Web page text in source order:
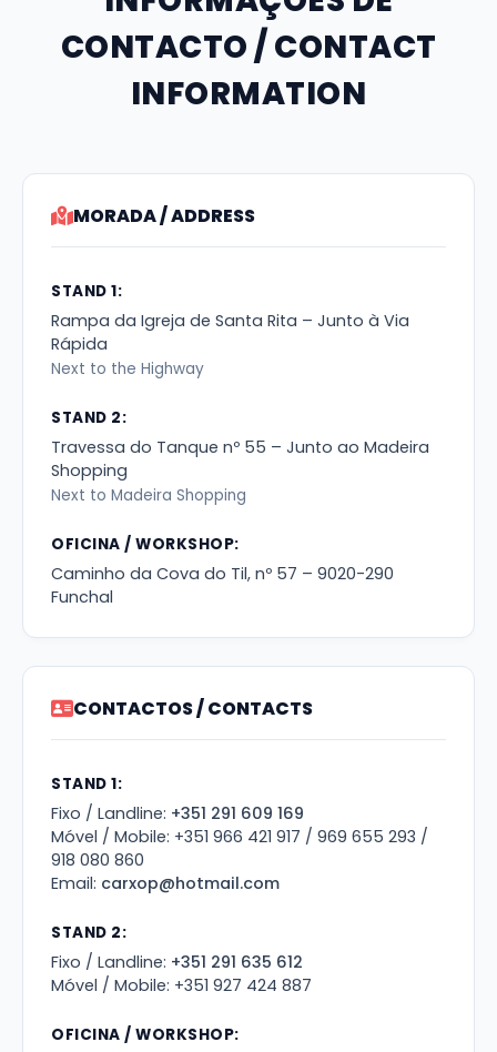
CONTACTO / CONTACT
INFORMATION
MORADA / ADDRESS
STAND 1:
Rampa da Igreja de Santa Rita – Junto à Via
Rápida
Next to the Highway
STAND 2:
Travessa do Tanque nº 55 – Junto ao Madeira
Shopping
Next to Madeira Shopping
OFICINA / WORKSHOP:
Caminho da Cova do Til, nº 57 – 9020-290
Funchal
CONTACTOS / CONTACTS
STAND 1:
Fixo / Landline: +351 291 609 169
Móvel / Mobile: +351 966 421 917 / 969 655 293 /
918 080 860
Email: carxop@hotmail.com
STAND 2:
Fixo / Landline: +351 291 635 612
Móvel / Mobile: +351 927 424 887
OFICINA / WORKSHOP: